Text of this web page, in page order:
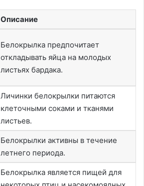
Описание
Белокрылка предпочитает
откладывать яйца на молодых
листьях бардака.
Личинки белокрылки питаются
клеточными соками и тканями
листьев.
Белокрылки активны в течение
летнего периода.
Белокрылка является пищей для